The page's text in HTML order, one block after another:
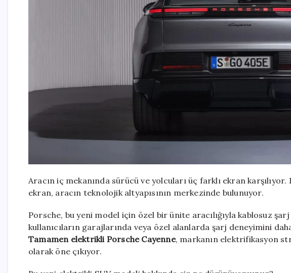
Aracın iç mekanında sürücü ve yolcuları üç farklı ekran
ekran, aracın teknolojik altyapısının merkezinde bulunuyor.
Porsche, bu yeni model için özel bir ünite aracılığıyla kablosuz
kullanıcıların garajlarında veya özel alanlarda şarj deneyimini
Tamamen elektrikli Porsche Cayenne, markanın elektrifikasyon
olarak öne çıkıyor.